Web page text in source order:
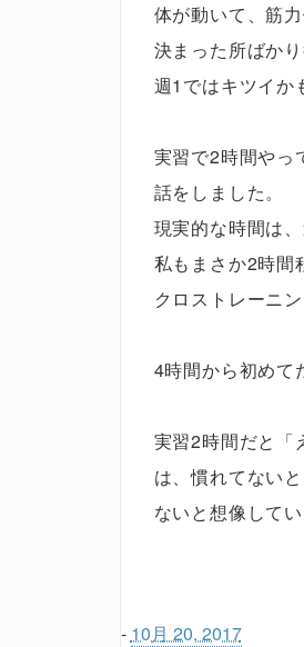
体が動いて、筋
決まった所ばか
週1ではキツイか
実習で2時間やっ
話をしました。
現実的な時間は
私もまさか2時間
クロストレーニ
4時間から初め
実習2時間だと「
は、慣れてない
ないと想像してい
- 10月 20, 2017